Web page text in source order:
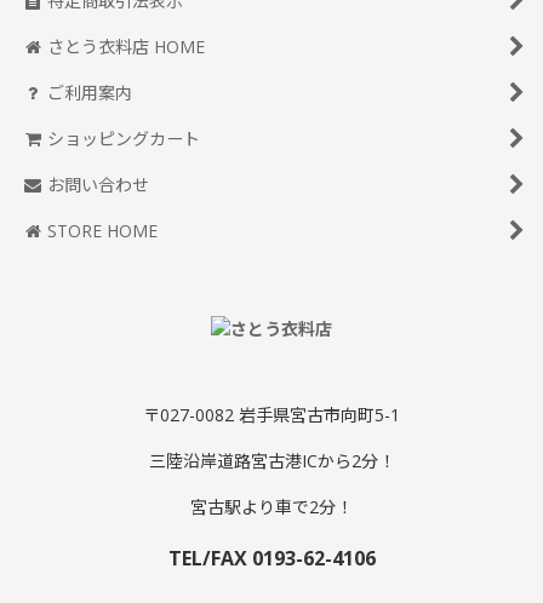
さとう衣料店 HOME
ご利用案内
ショッピングカート
お問い合わせ
STORE HOME
〒027-0082 岩手県宮古市向町5-1
三陸沿岸道路宮古港ICから2分！
宮古駅より車で2分！
TEL/FAX 0193-62-4106